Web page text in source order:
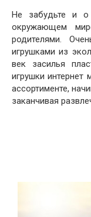
Не забудьте и
окружающем
родителями.
игрушками из
век засилья
игрушки интернет
ассортименте,
заканчивая